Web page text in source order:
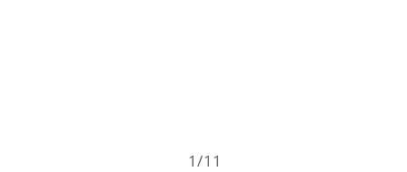
1/11